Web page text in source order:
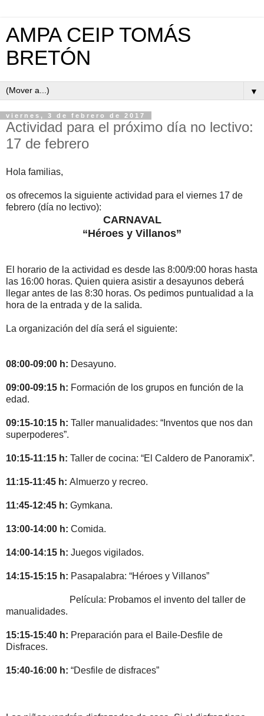
AMPA CEIP TOMÁS
BRETÓN
▼
viernes, 3 de febrero de 2017
Actividad para el próximo día no lectivo:
17 de febrero
Hola familias,
os ofrecemos​ la siguiente actividad para el viernes 17 de
febrero (día no lectivo):
CARNAVAL
“Héroes y Villanos”
El horario de la actividad es desde las 8:00/9:00 horas hasta
las 16:00 horas. Quien quiera asistir a desayunos deberá
llegar antes de las 8:30 horas. Os pedimos puntualidad a la
hora de la entrada y de la salida.
La organización del día será el siguiente:
08:00-09:00 h: Desayuno.
09:00-09:15 h: Formación de los grupos en función de la
edad.
09:15-10:15 h: Taller manualidades: “Inventos que nos dan
superpoderes”.
10:15-11:15 h: Taller de cocina: “El Caldero de Panoramix”.
11:15-11:45 h: Almuerzo y recreo.
11:45-12:45 h: Gymkana.
13:00-14:00 h: Comida.
14:00-14:15 h: Juegos vigilados.
14:15-15:15 h: Pasapalabra: “Héroes y Villanos”
Película: Probamos el invento del taller de
manualidades.
15:15-15:40 h: Preparación para el Baile-Desfile de
Disfraces.
15:40-16:00 h: “Desfile de disfraces”